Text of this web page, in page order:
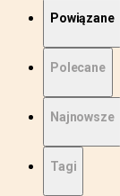
Powiązane
Polecane
Najnowsze
Tagi